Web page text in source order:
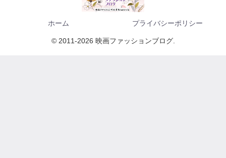
ホーム プライバシーポリシー
© 2011-2026 映画ファッションブログ.